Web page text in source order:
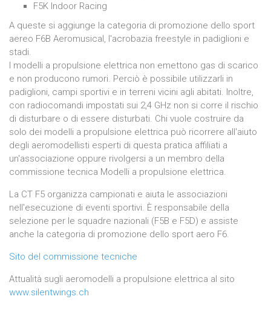
F5K Indoor Racing
A queste si aggiunge la categoria di promozione dello sport
aereo F6B Aeromusical, l'acrobazia freestyle in padiglioni e
stadi.
I modelli a propulsione elettrica non emettono gas di scarico
e non producono rumori. Perciò è possibile utilizzarli in
padiglioni, campi sportivi e in terreni vicini agli abitati. Inoltre,
con radiocomandi impostati sui 2,4 GHz non si corre il rischio
di disturbare o di essere disturbati. Chi vuole costruire da
solo dei modelli a propulsione elettrica può ricorrere all'aiuto
degli aeromodellisti esperti di questa pratica affiliati a
un'associazione oppure rivolgersi a un membro della
commissione tecnica Modelli a propulsione elettrica.
La CT F5 organizza campionati e aiuta le associazioni
nell'esecuzione di eventi sportivi. È responsabile della
selezione per le squadre nazionali (F5B e F5D) e assiste
anche la categoria di promozione dello sport aero F6.
Sito del commissione tecniche
Attualità sugli aeromodelli a propulsione elettrica al sito
www.silentwings.ch